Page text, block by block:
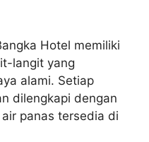
Hotel memiliki
langit yang
alami. Setiap
dilengkapi dengan
panas tersedia di